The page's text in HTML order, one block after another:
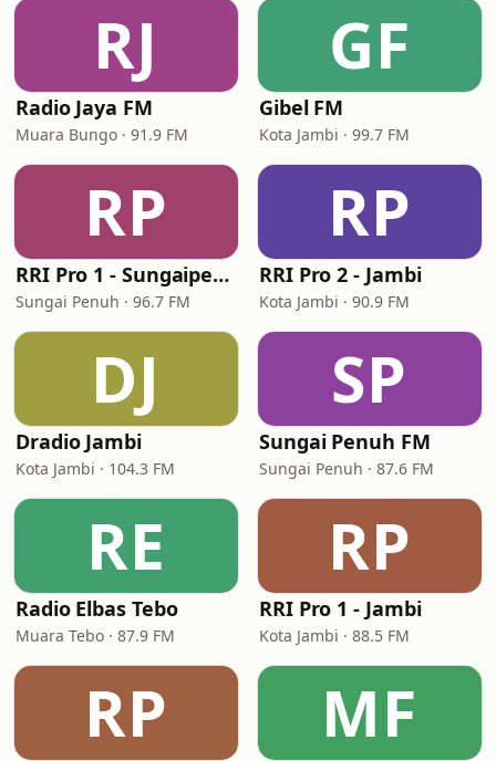
RJ
Radio Jaya FM
Muara Bungo · 91.9 FM
GF
Gibel FM
Kota Jambi · 99.7 FM
RP
RRI Pro 1 - Sungaipenuh
Sungai Penuh · 96.7 FM
RP
RRI Pro 2 - Jambi
Kota Jambi · 90.9 FM
DJ
Dradio Jambi
Kota Jambi · 104.3 FM
SP
Sungai Penuh FM
Sungai Penuh · 87.6 FM
RE
Radio Elbas Tebo
Muara Tebo · 87.9 FM
RP
RRI Pro 1 - Jambi
Kota Jambi · 88.5 FM
RP MF